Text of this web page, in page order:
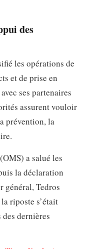
des
les opérations de
et de prise en
ses partenaires
assurent vouloir
prévention, la
a salué les
la déclaration
général, Tedros
riposte s’était
dernières